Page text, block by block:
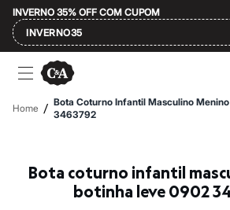
INVERNO 35% OFF COM CUPOM
INVERNO35
Ofertas
Compre por Departamento
Feminino
Masculino
Plus Size
Até 20% off
Até 40% off
Home / Bota Coturno Infantil Masculino
3463792
Bota coturno infantil masculino menino
botinha leve 0902